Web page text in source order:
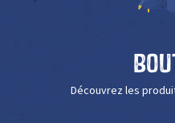
Découvrez les